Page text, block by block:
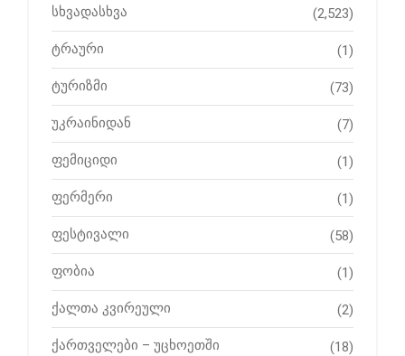
სხვადასხვა (2,523)
ტრაური (1)
ტურიზმი (73)
უკრაინიდან (7)
ფემიციდი (1)
ფერმერი (1)
ფესტივალი (58)
ფობია (1)
ქალთა კვირეული (2)
ქართველები – უცხოეთში (18)